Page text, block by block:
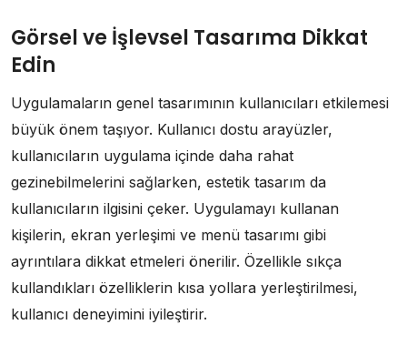
Görsel ve İşlevsel Tasarıma Dikkat
Edin
Uygulamaların genel tasarımının kullanıcıları etkilemesi
büyük önem taşıyor. Kullanıcı dostu arayüzler,
kullanıcıların uygulama içinde daha rahat
gezinebilmelerini sağlarken, estetik tasarım da
kullanıcıların ilgisini çeker. Uygulamayı kullanan
kişilerin, ekran yerleşimi ve menü tasarımı gibi
ayrıntılara dikkat etmeleri önerilir. Özellikle sıkça
kullandıkları özelliklerin kısa yollara yerleştirilmesi,
kullanıcı deneyimini iyileştirir.